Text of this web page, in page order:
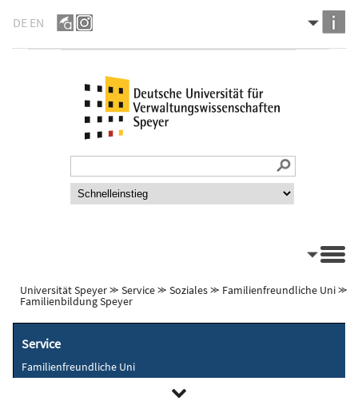
DE EN
Universität Speyer⪼ Service⪼ Soziales⪼ Familienfreundliche Uni⪼
Familienbildung Speyer
Service
Familienfreundliche Uni